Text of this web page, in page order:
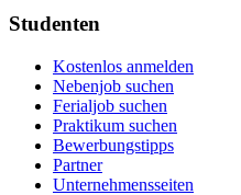
Studenten
Kostenlos anmelden
Nebenjob suchen
Ferialjob suchen
Praktikum suchen
Bewerbungstipps
Partner
Unternehmensseiten